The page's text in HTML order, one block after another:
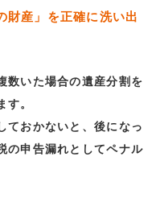
財産」を正確に洗い出
数いた場合の遺産分割を
す。
ておかないと、後になっ
の申告漏れとしてペナル